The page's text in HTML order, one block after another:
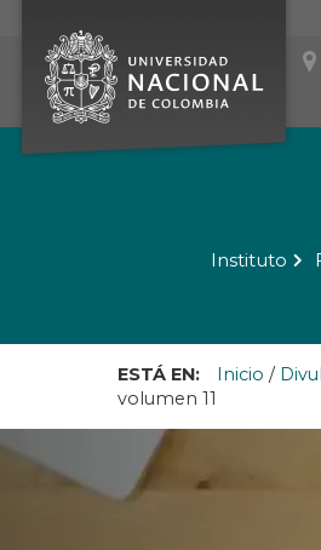
Instituto
ESTÁ EN: Inicio /
volumen 11